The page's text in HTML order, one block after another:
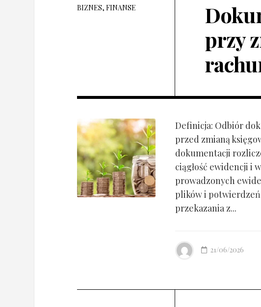
BIZNES, FINANSE
przy
Definicja: Odbiór
przed zmianą
dokumentacji
ciągłość ewidencji i
prowadzonych
plików i potwierdzeń
przekazania z...
21/06/2026